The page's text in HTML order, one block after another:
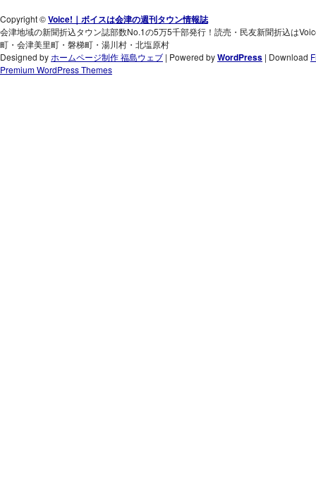
Copyright ©Voice!｜ボイスは会津の週刊タウン情報誌
会津地域の新聞折込タウン誌部数No.1の5万5千部発行！読売・民友新聞折込は
町・会津美里町・磐梯町・湯川村・北塩原村
Designed by ホームページ制作 福島ウェブ | Powered byWordPress | Download
Premium WordPress Themes